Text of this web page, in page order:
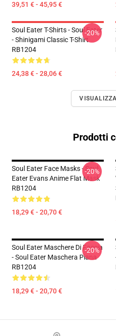
39,51 € - 45,95 €
Soul Eater T-Shirts - Soul Eater
- Shinigami Classic T-Shirt
RB1204
24,38 € - 28,06 €
-20%
Prodotti
Soul Eater Face Masks - Soul
Eater Evans Anime Flat Mask
RB1204
18,29 € - 20,70 €
-20%
Soul Eater Maschere Di Faccia
- Soul Eater Maschera Piana
RB1204
18,29 € - 20,70 €
-20%